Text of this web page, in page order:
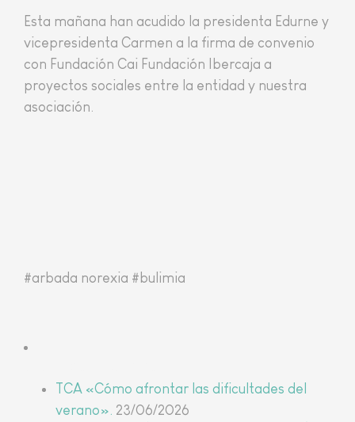
Esta mañana han acudido la presidenta Edurne y
vicepresidenta Carmen a la firma de convenio
con Fundación Cai Fundación Ibercaja a
proyectos sociales entre la entidad y nuestra
asociación.
#arbada norexia #bulimia
TCA «Cómo afrontar las dificultades del
verano». 23/06/2026